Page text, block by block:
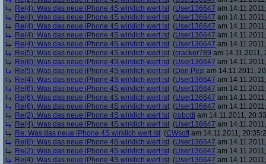
Re(4): Was das neue iPhone 4S wirklich wert ist (User136647 am
Re(4): Was das neue iPhone 4S wirklich wert ist (User136647 am
Re(4): Was das neue iPhone 4S wirklich wert ist (User136647 am
Re(4): Was das neue iPhone 4S wirklich wert ist (User136647 am
Re(4): Was das neue iPhone 4S wirklich wert ist (User136647 am
Re(5): Was das neue iPhone 4S wirklich wert ist (cracker789 am 14.11.2011,
Re(6): Was das neue iPhone 4S wirklich wert ist (User136647 am
Re(5): Was das neue iPhone 4S wirklich wert ist (Don Pezi am 14.11.2011,
Re(4): Was das neue iPhone 4S wirklich wert ist (User136647 am
Re(6): Was das neue iPhone 4S wirklich wert ist (User136647 am
Re(6): Was das neue iPhone 4S wirklich wert ist (User136647 am
Re(6): Was das neue iPhone 4S wirklich wert ist (User136647 am
Re(2): Was das neue iPhone 4S wirklich wert ist (robotti am 14.11.2011,
Re(4): Was das neue iPhone 4S wirklich wert ist (User136647 am
Re: Was das neue iPhone 4S wirklich wert ist (CWsoft am 14.11.2011,
Re(6): Was das neue iPhone 4S wirklich wert ist (User136647 am
Re(2): Was das neue iPhone 4S wirklich wert ist (User136647 am
Re(4): Was das neue iPhone 4S wirklich wert ist (User136647 am